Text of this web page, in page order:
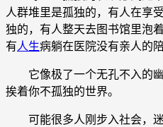
人群堆里是孤独的，有人在享
独的，有人整天去图书馆里泡
有人生病躺在医院没有亲人的
它像极了一个无孔不入的幽
挨着你不孤独的世界。
可能很多人刚步入社会，迷